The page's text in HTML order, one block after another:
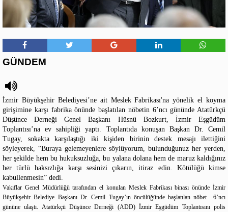
GÜNDEM
İzmir Büyükşehir Belediyesi’ne ait Meslek Fabrikası'na yönelik el koyma
girişimine karşı fabrika önünde başlatılan nöbetin 6’ncı gününde Atatürkçü
Düşünce Derneği Genel Başkanı Hüsnü Bozkurt, İzmir Eşgüdüm
Toplantısı’na ev sahipliği yaptı. Toplantıda konuşan Başkan Dr. Cemil
Tugay, sokakta karşılaştığı iki kişiden birinin destek mesajı ilettiğini
söyleyerek, “Buraya gelemeyenlere söylüyorum, bulunduğunuz her yerden,
her şekilde hem bu hukuksuzluğa, bu yalana dolana hem de maruz kaldığınız
her türlü haksızlığa karşı sesinizi çıkarın, itiraz edin. Kötülüğü kimse
kabullenmesin” dedi.
Vakıflar Genel Müdürlüğü tarafından el konulan Meslek Fabrikası binası önünde İzmir
Büyükşehir Belediye Başkanı Dr. Cemil Tugay’ın öncülüğünde başlatılan nöbet 6’ncı
gününe ulaştı. Atatürkçü Düşünce Derneği (ADD) İzmir Eşgüdüm Toplantısını polis